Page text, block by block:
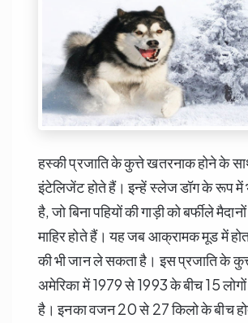
हस्की प्रजाति के कुत्ते खतरनाक होने के
इंटेलिजेंट होते हैं। इन्हें स्लेज डॉग के रूप में
है, जो बिना पहियों की गाड़ी को बर्फीले
माहिर होते हैं। यह जब आक्रामक मूड में
की भी जान ले सकता है। इस प्रजाति के
अमेरिका में 1979 से 1993 के बीच 15 लोगों
है। इनका वजन 20 से 27 किलो के बीच